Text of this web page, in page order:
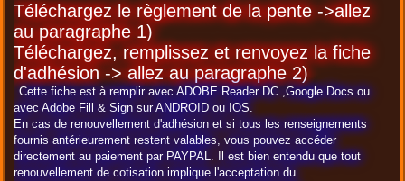
Téléchargez le règlement de la pente ->allez
au paragraphe 1)
Téléchargez, remplissez et renvoyez la fiche
d'adhésion -> allez au paragraphe 2)
Cette fiche est à remplir avec ADOBE Reader DC ,Google Docs ou
avec Adobe Fill & Sign sur ANDROID ou IOS.
En cas de renouvellement d'adhésion et si tous les renseignements
fournis antérieurement restent valables, vous pouvez accéder
directement au paiement par PAYPAL. Il est bien entendu que tout
renouvellement de cotisation implique l'acceptation du